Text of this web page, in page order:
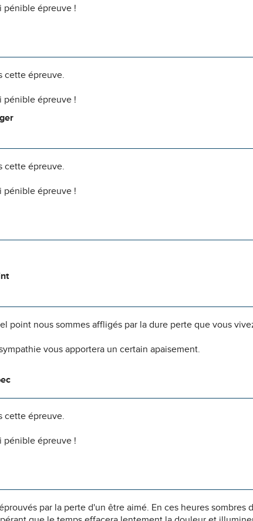
pénible épreuve !
cette épreuve.
pénible épreuve !
cette épreuve.
pénible épreuve !
point nous sommes affligés par la dure perte que vous
vous apportera un certain apaisement.
cette épreuve.
pénible épreuve !
par la perte d'un être aimé. En ces heures sombres